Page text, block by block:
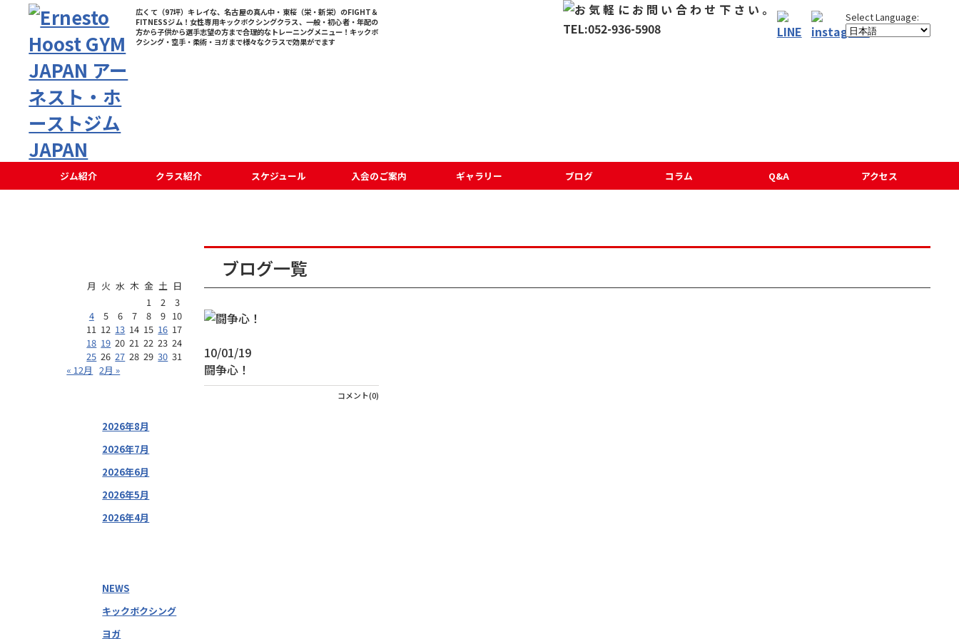
広くて（97坪）キレイな、名古屋の真ん中・東桜（栄・新栄）のFIGHT＆
FITNESSジム！女性専用キックボクシングクラス、一般・初心者・年配の
方から子供から選手志望の方まで合理的なトレーニングメニュー！キックボ
クシング・空手・柔術・ヨガまで様々なクラスで効果がでます
ジム紹介 クラス紹介 スケジュール 入会のご案内 ギャラリー ブログ コラム Q&A アクセス
ブログ一覧
10/01/19
闘争心！
コメント(0)
月 火 水 木 金 土 日
1
2
3
4
5 6 7 8 9 10
11 12 13 14 15 16 17
18 19 20 21 22 23 24
25 26 27 28 29 30 31
« 12月 2月 »
2026年8月
2026年7月
2026年6月
2026年5月
2026年4月
NEWS
キックボクシング
ヨガ